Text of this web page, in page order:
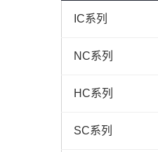
IC系列
NC系列
HC系列
SC系列